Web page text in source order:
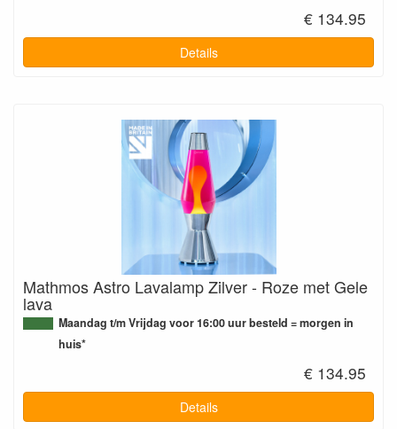
€ 134.95
Details
Mathmos Astro Lavalamp Zilver - Roze met Gele
lava
Maandag t/m Vrijdag voor 16:00 uur besteld = morgen in
huis*
€ 134.95
Details